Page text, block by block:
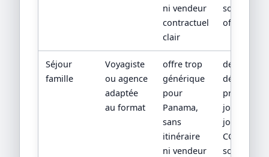
ni vendeur
contractuel
clair
sources
officielles
Séjour
famille
Voyagiste
ou agence
adaptée
au format
offre trop
générique
pour
Panama,
sans
itinéraire
ni vendeur
devis
détaillé,
jour par
jour,
CGV/CPV et
sources